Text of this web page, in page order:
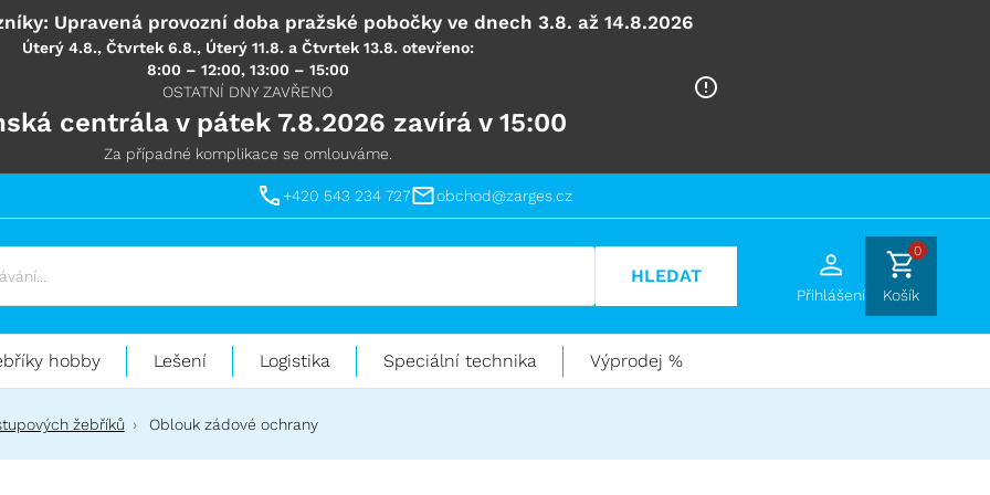
Upravená provozní doba pražské pobočky ve dnech 3.8. až 14.8.2026
Úterý 4.8., Čtvrtek 6.8., Úterý 11.8. a Čtvrtek 13.8. otevřeno:
8:00 – 12:00, 13:00 – 15:00
OSTATNÍ DNY ZAVŘENO
centrála v pátek 7.8.2026 zavírá v 15:00
Za případné komplikace se omlouváme.
+420 543 234 727 obchod@zarges.cz
HLEDAT
Přihlášení
0
Košík
hobby Lešení Logistika Speciální technika Výprodej %
žebříků Oblouk zádové ochrany